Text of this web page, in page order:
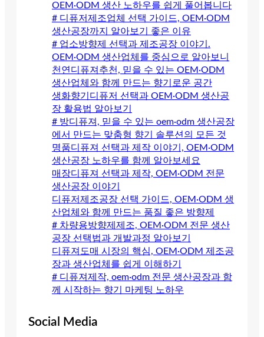
OEM·ODM 생산 노하우를 쉽게 풀어봅니다
# 디퓨저제조업체 선택 가이드, OEM·ODM
생산공장까지 알아보기 좋은 이유
# 업소방향제 선택과 제조공장 이야기.
OEM·ODM 생산업체를 중심으로 알아보니
천연디퓨져추천, 믿을 수 있는 OEM·ODM
생산업체와 함께 만드는 향기로운 공간
생화향기디퓨저 선택과 OEM·ODM 생산공
장 활용법 알아보기
# 방디퓨져, 믿을 수 있는 oem·odm 생산공장
에서 만드는 맞춤형 향기 솔루션의 모든 것
명품디퓨져 선택과 제작 이야기, OEM·ODM
생산공장 노하우를 함께 알아보세요
매장디퓨져 선택과 제작, OEM·ODM 전문
생산공장 이야기
디퓨저제조공장 선택 가이드, OEM·ODM 생
산업체와 함께 만드는 품질 좋은 방향제
# 차량용방향제제조, OEM·ODM 전문 생산
공장 선택법과 개발과정 알아보기
디퓨져도매 시장의 핵심, OEM·ODM 제조공
장과 생산업체를 쉽게 이해하기
# 디퓨져제작, oem·odm 전문 생산공장과 함
께 시작하는 향기 마케팅 노하우
Social Media